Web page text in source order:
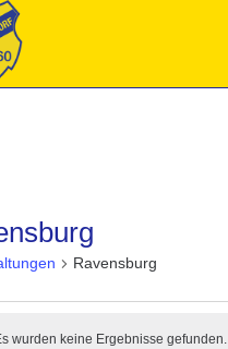
Ravensburg
wurden keine Ergebnisse gefunden.